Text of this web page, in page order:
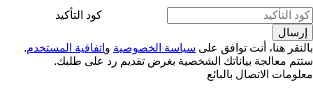
كود التأكيد
بالنقر هنا، أنت توافق على سياسة الخصوصية و اتفاقية المستخدم.
ستتم معالجة بياناتك الشخصية بغرض تقديم رد على طلبك.
معلومات الاتصال بالبائع